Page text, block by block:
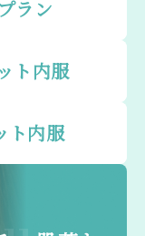
ラン
ト内服
ト内服